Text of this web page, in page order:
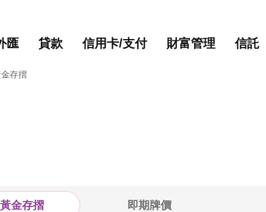
匯 貸款 信用卡/支付 財富管理 信託
存摺
金存摺 即期牌價